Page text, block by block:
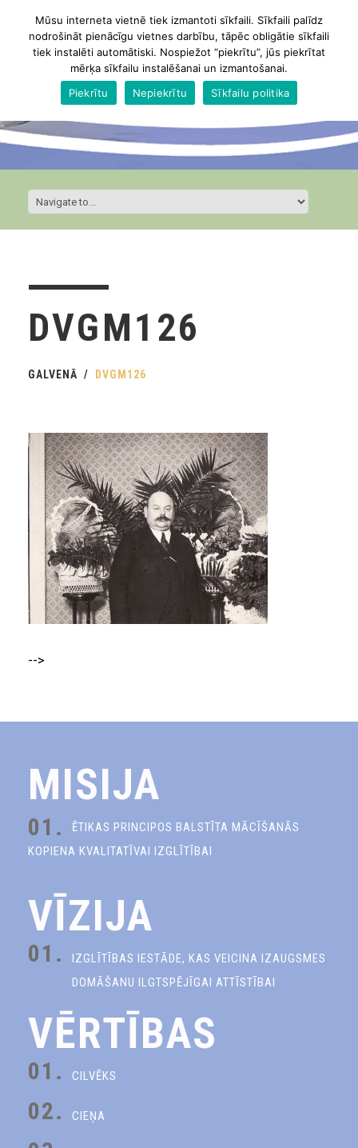
DVGM126
GALVENĀ DVGM126
-->
MISIJA
01.
ĒTIKAS PRINCIPOS BALSTĪTA MĀCĪŠANĀS
KOPIENA KVALITATĪVAI IZGLĪTĪBAI
VĪZIJA
01.
IZGLĪTĪBAS IESTĀDE, KAS VEICINA IZAUGSMES
DOMĀŠANU ILGTSPĒJĪGAI ATTĪSTĪBAI
VĒRTĪBAS
01. CILVĒKS
02. CIEŅA
Mūsu interneta vietnē tiek izmantoti sīkfaili. Sīkfaili palīdz
nodrošināt pienācīgu vietnes darbību, tāpēc obligātie sīkfaili
tiek instalēti automātiski. Nospiežot “piekrītu”, jūs piekrītat
mērķa sīkfailu instalēšanai un izmantošanai.
Piekrītu
Nepiekrītu Sīkfailu politika